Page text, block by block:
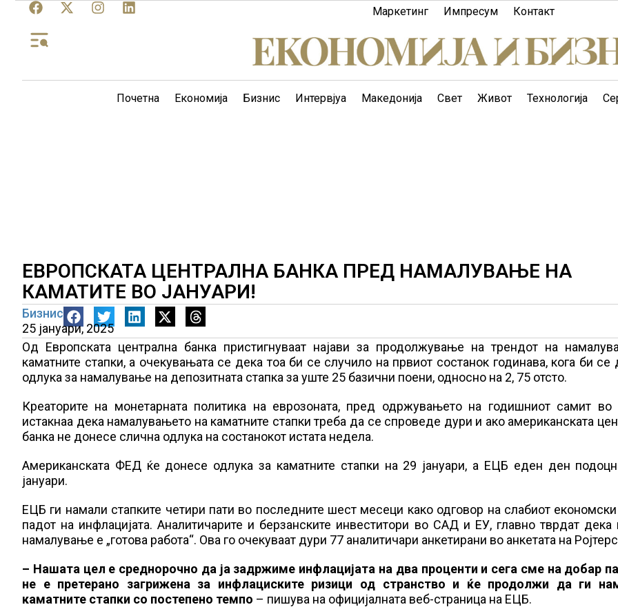
Маркетинг Импресум Контакт
Почетна Економија Бизнис Интервјуа Македонија Свет Живот Технологија
ЕВРОПСКАТА ЦЕНТРАЛНА БАНКА ПРЕД НАМАЛУВАЊЕ НА
КАМАТИТЕ ВО ЈАНУАРИ!
Бизнис
25 јануари, 2025
Од Европската централна банка пристигнуваат најави за продолжување на трендот на
каматните стапки, а очекувањата се дека тоа би се случило на првиот состанок годинава, кога би се
одлука за намалување на депозитната стапка за уште 25 базични поени, односно на 2, 75 отсто.
Креаторите на монетарната политика на еврозоната, пред одржувањето на годишниот самит во
истакнаа дека намалувањето на каматните стапки треба да се спроведе дури и ако американската
банка не донесе слична одлука на состанокот истата недела.
Американската ФЕД ќе донесе одлука за каматните стапки на 29 јануари, а ЕЦБ еден ден
јануари.
ЕЦБ ги намали стапките четири пати во последните шест месеци како одговор на слабиот
падот на инфлацијата. Аналитичарите и берзанските инвеститори во САД и ЕУ, главно тврдат дека
намалување е „готова работа“. Ова го очекуваат дури 77 аналитичари анкетирани во анкетата на
– Нашата цел е среднорочно да ја задржиме инфлацијата на два проценти и сега сме на добар
не е претерано загрижена за инфлациските ризици од странство и ќе продолжи да ги
каматните стапки со постепено темпо – пишува на официјалната веб-страница на ЕЦБ.